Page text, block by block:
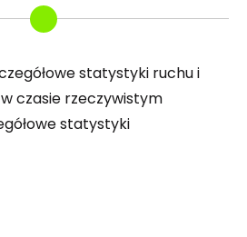
statystyki ruchu i
czasie rzeczywistym
statystyki